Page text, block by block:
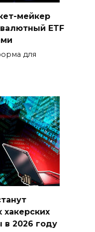
мейкер
ETF
для
в 2026 году